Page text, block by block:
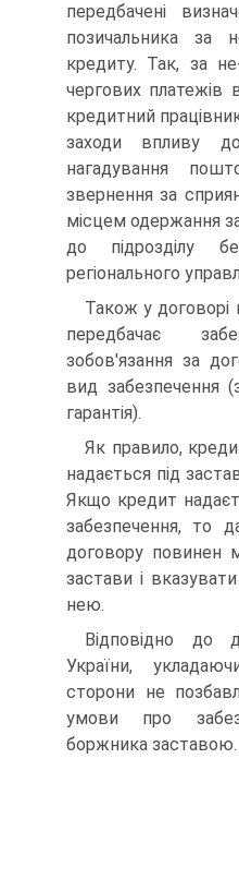
передбачені
позичальника за
кредиту. Так, за
чергових платежів
кредитний
заходи впливу
нагадування
звернення за
місцем одержання
до підрозділу
регіонального
Також у договорі
передбачає
зобов'язання за
вид забезпечення
гарантія).
Як правило,
надається під
Якщо кредит
забезпечення, то
договору повинен
застави і
нею.
Відповідно до
України,
сторони не
умови про
боржника заставою.